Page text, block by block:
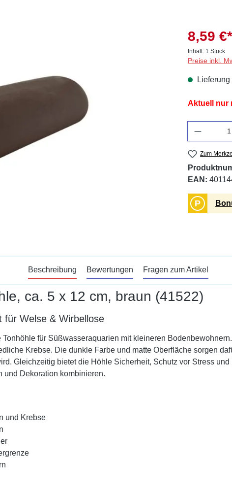
8,59 €*
Inhalt: 1 Stück
Preise inkl.
Aktuell nur
Zum
EAN:
P
Beschreibung Bewertungen Fragen zum Artikel
ca. 5 x 12 cm, braun (41522)
für Welse & Wirbellose
für Süßwasseraquarien mit kleineren
Krebse. Die dunkle Farbe und matte Oberfläche sorgen
Gleichzeitig bietet die Höhle Sicherheit, Schutz vor Stress
und Dekoration kombinieren.
und Krebse